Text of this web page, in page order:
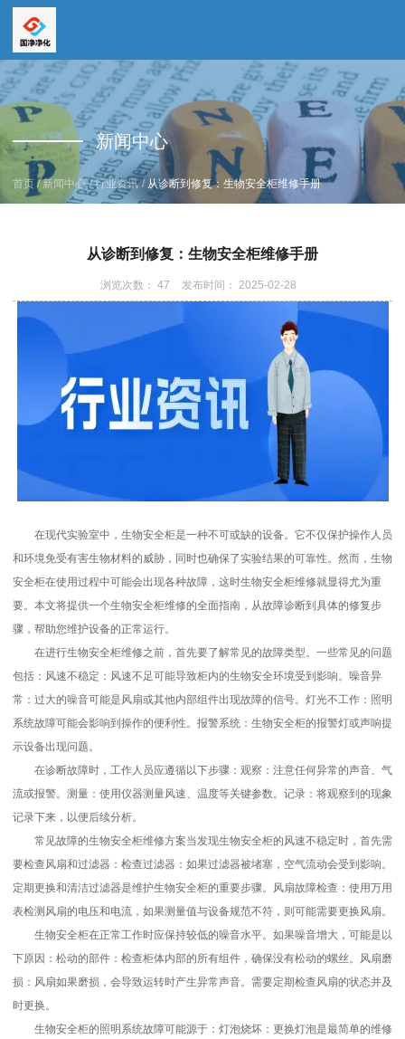
全国服务热线
19157616862
全国服务热线
15669159195新闻中心
首页 /新闻中心 /行业资讯 / 从诊断到修复：生物安全柜维修手册
从诊断到修复：生物安全柜维修手册
浏览次数： 47 发布时间： 2025-02-28
在现代实验室中，生物安全柜是一种不可或缺的设备。它不仅保护操作人员
和环境免受有害生物材料的威胁，同时也确保了实验结果的可靠性。然而，生物
安全柜在使用过程中可能会出现各种故障，这时生物安全柜维修就显得尤为重
要。本文将提供一个生物安全柜维修的全面指南，从故障诊断到具体的修复步
骤，帮助您维护设备的正常运行。
在进行生物安全柜维修之前，首先要了解常见的故障类型。一些常见的问题
包括：风速不稳定：风速不足可能导致柜内的生物安全环境受到影响。噪音异
常：过大的噪音可能是风扇或其他内部组件出现故障的信号。灯光不工作：照明
系统故障可能会影响到操作的便利性。报警系统：生物安全柜的报警灯或声响提
示设备出现问题。
在诊断故障时，工作人员应遵循以下步骤：观察：注意任何异常的声音、气
流或报警。测量：使用仪器测量风速、温度等关键参数。记录：将观察到的现象
记录下来，以便后续分析。
常见故障的生物安全柜维修方案当发现生物安全柜的风速不稳定时，首先需
要检查风扇和过滤器：检查过滤器：如果过滤器被堵塞，空气流动会受到影响。
定期更换和清洁过滤器是维护生物安全柜的重要步骤。风扇故障检查：使用万用
表检测风扇的电压和电流，如果测量值与设备规范不符，则可能需要更换风扇。
生物安全柜在正常工作时应保持较低的噪音水平。如果噪音增大，可能是以
下原因：松动的部件：检查柜体内部的所有组件，确保没有松动的螺丝。风扇磨
损：风扇如果磨损，会导致运转时产生异常声音。需要定期检查风扇的状态并及
时更换。
生物安全柜的照明系统故障可能源于：灯泡烧坏：更换灯泡是最简单的维修